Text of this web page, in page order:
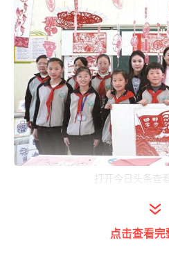
打开今日头条查
红纸翻飞间，万物皆
“一张红纸对折3次
点击查看